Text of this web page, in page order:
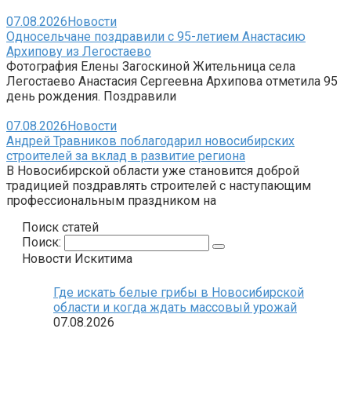
07.08.2026Новости
Односельчане поздравили с 95-летием Анастасию
Архипову из Легостаево
Фотография Елены Загоскиной Жительница села
Легостаево Анастасия Сергеевна Архипова отметила 95
день рождения. Поздравили
07.08.2026Новости
Андрей Травников поблагодарил новосибирских
строителей за вклад в развитие региона
В Новосибирской области уже становится доброй
традицией поздравлять строителей с наступающим
профессиональным праздником на
Поиск статей
Поиск:
Новости Искитима
Где искать белые грибы в Новосибирской
области и когда ждать массовый урожай
07.08.2026